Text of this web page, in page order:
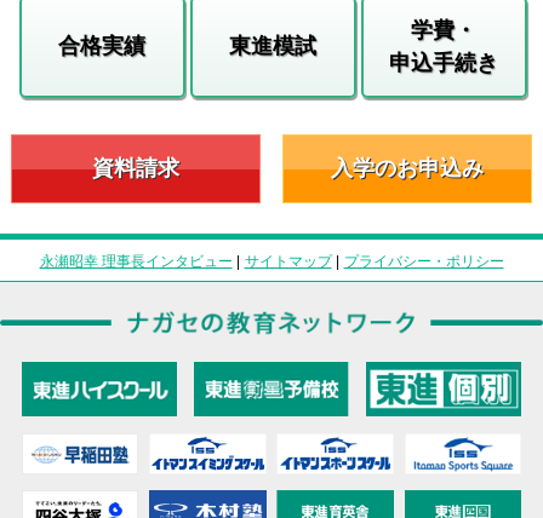
合格実績 東進模試
学費・
申込手続き
資料請求 入学のお申込み
永瀬昭幸 理事長インタビュー | サイトマップ| プライバシー・ポリシー